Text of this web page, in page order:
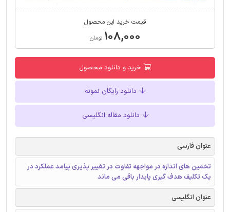
قیمت خرید این محصول
۱۰۸,۰۰۰ تومان
خرید و دانلود محصول
دانلود رایگان نمونه
دانلود مقاله انگلیسی
عنوان فارسی
تخمین های اندازه در مواجهه تفاوت در تغییر پذیری پیامد عملکرد در
یک تکلیف هدف گیری پایدار باقی می ماند
عنوان انگلیسی